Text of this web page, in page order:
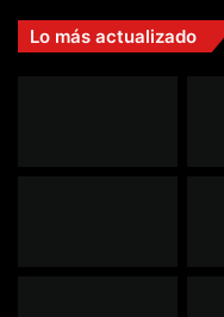
Lo más actualizado